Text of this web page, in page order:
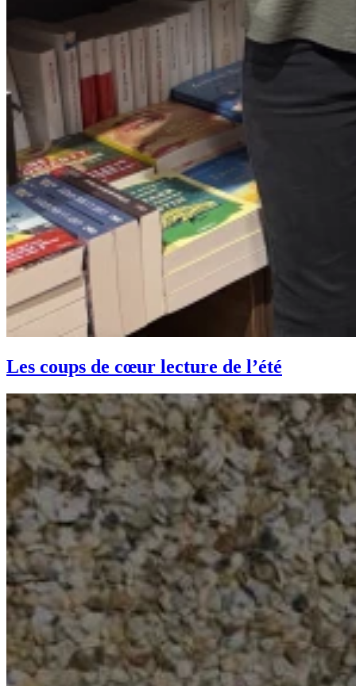
Les coups de cœur lecture de l’été